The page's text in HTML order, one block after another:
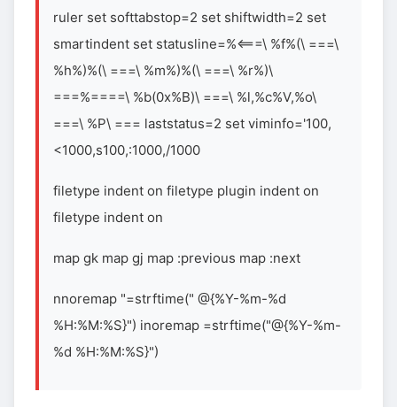
ruler set softtabstop=2 set shiftwidth=2 set
smartindent set statusline=%<===\ %f%(\ ===\
%h%)%(\ ===\ %m%)%(\ ===\ %r%)\
===%====\ %b(0x%B)\ ===\ %l,%c%V,%o\
===\ %P\ === laststatus=2 set viminfo='100,
<1000,s100,:1000,/1000
filetype indent on filetype plugin indent on
filetype indent on
map gk map gj map :previous map :next
nnoremap "=strftime(" @{%Y-%m-%d
%H:%M:%S}") inoremap =strftime("@{%Y-%m-
%d %H:%M:%S}")